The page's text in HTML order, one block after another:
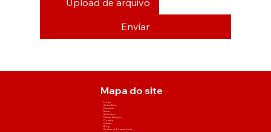
Upload de arquivo
Enviar
Mapa do site
Home
Sobre Nós
Expertises
Nexus
Soluções
Demais Serviços
Contato
Carreira
Blog
Política de Fornecedores